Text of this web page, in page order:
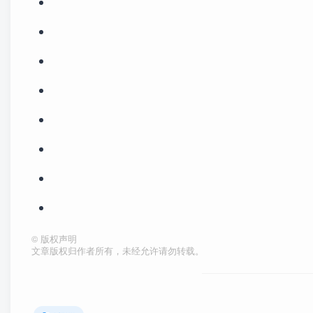
© 版权声明
文章版权归作者所有，未经允许请勿转载。